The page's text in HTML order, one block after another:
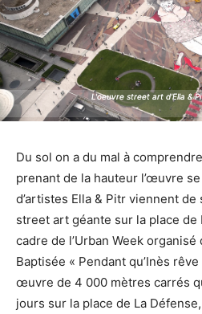
L'oeuvre street art d'Ella &
L'oeuvre street art d'Ella &
Du sol on a du mal à
prenant de la hauteur l’œuvre
d’artistes Ella & Pitr viennent
street art géante sur la place de
cadre de l’Urban Week
Baptisée « Pendant qu’Inès
œuvre de 4 000 mètres carrés
jours sur la place de La